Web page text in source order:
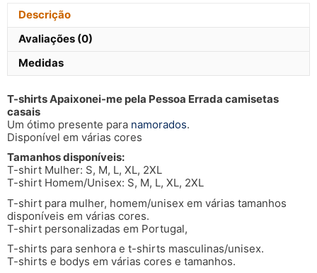
Descrição
Avaliações (0)
Medidas
T-shirts Apaixonei-me pela Pessoa Errada camisetas
casais
Um ótimo presente para namorados.
Disponível em várias cores
Tamanhos disponíveis:
T-shirt Mulher: S, M, L, XL, 2XL
T-shirt Homem/Unisex: S, M, L, XL, 2XL
T-shirt para mulher, homem/unisex em várias tamanhos
disponíveis em várias cores.
T-shirt personalizadas em Portugal,
T-shirts para senhora e t-shirts masculinas/unisex.
T-shirts e bodys em várias cores e tamanhos.